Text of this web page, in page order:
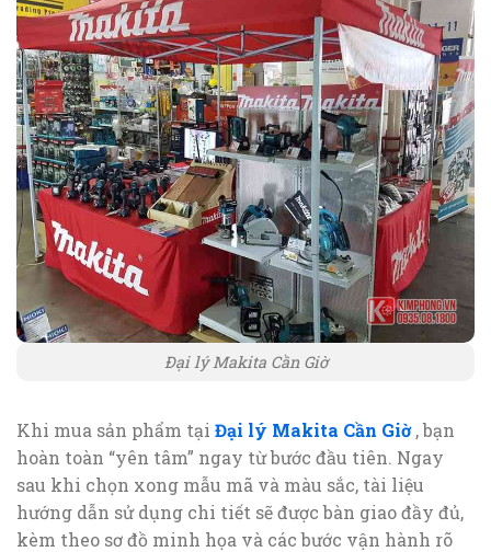
Đại lý Makita Cần Giờ
Khi mua sản phẩm tại Đại lý Makita Cần Giờ, bạn
hoàn toàn “yên tâm” ngay từ bước đầu tiên. Ngay
sau khi chọn xong mẫu mã và màu sắc, tài liệu
hướng dẫn sử dụng chi tiết sẽ được bàn giao đầy đủ,
kèm theo sơ đồ minh họa và các bước vận hành rõ